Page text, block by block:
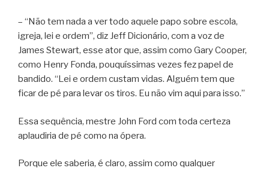
– “Não tem nada a ver todo aquele papo sobre escola,
igreja, lei e ordem”, diz Jeff Dicionário, com a voz de
James Stewart, esse ator que, assim como Gary Cooper,
como Henry Fonda, pouquíssimas vezes fez papel de
bandido. “Lei e ordem custam vidas. Alguém tem que
ficar de pé para levar os tiros. Eu não vim aqui para isso.”
Essa sequência, mestre John Ford com toda certeza
aplaudiria de pé como na ópera.
Porque ele saberia, é claro, assim como qualquer